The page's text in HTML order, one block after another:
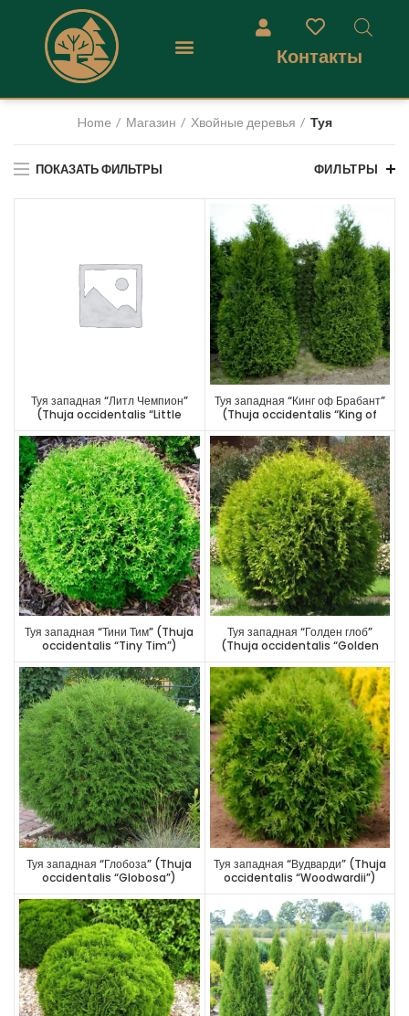
Контакты
Home Магазин Хвойные деревья Туя
ПОКАЗАТЬ ФИЛЬТРЫ ФИЛЬТРЫ
Туя западная “Литл Чемпион”
(Thuja occidentalis “Little
Champion”)
Туя западная “Кинг оф Брабант”
(Thuja occidentalis “King of
Brabant”)
Туя западная “Тини Тим” (Thuja
occidentalis “Tiny Tim”)
Туя западная “Голден глоб”
(Thuja occidentalis “Golden
Globe”)
Туя западная “Глобоза” (Thuja
occidentalis “Globosa”)
Туя западная “Вудварди” (Thuja
occidentalis “Woodwardii”)